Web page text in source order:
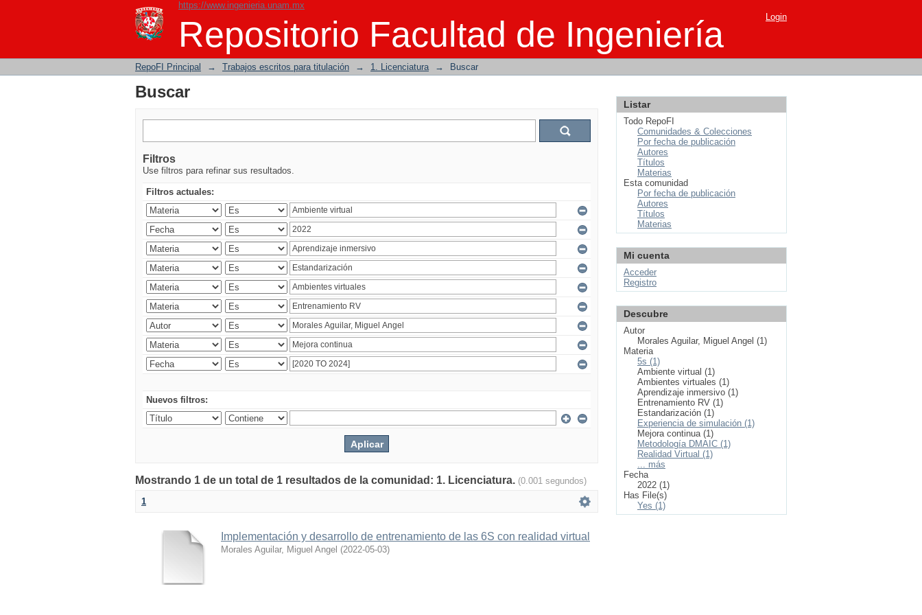
https://www.ingenieria.unam.mx
Repositorio Facultad de Ingeniería
Buscar Login
RepoFI Principal → Trabajos escritos para titulación → 1. Licenciatura → Buscar
Buscar
Filtros
Use filtros para refinar sus resultados.
Filtros actuales:
Nuevos filtros:
Mostrando 1 de un total de 1 resultados de la comunidad: 1. Licenciatura. (0.001 segundos)
1
Implementación y desarrollo de entrenamiento de las 6S con realidad virtual
Morales Aguilar, Miguel Angel (2022-05-03)
Listar
Todo RepoFI
Comunidades & Colecciones
Por fecha de publicación
Autores
Títulos
Materias
Esta comunidad
Por fecha de publicación
Autores
Títulos
Materias
Mi cuenta
Acceder
Registro
Descubre
Autor
Morales Aguilar, Miguel Angel (1)
Materia
5s (1)
Ambiente virtual (1)
Ambientes virtuales (1)
Aprendizaje inmersivo (1)
Entrenamiento RV (1)
Estandarización (1)
Experiencia de simulación (1)
Mejora continua (1)
Metodología DMAIC (1)
Realidad Virtual (1)
... más
Fecha
2022 (1)
Has File(s)
Yes (1)